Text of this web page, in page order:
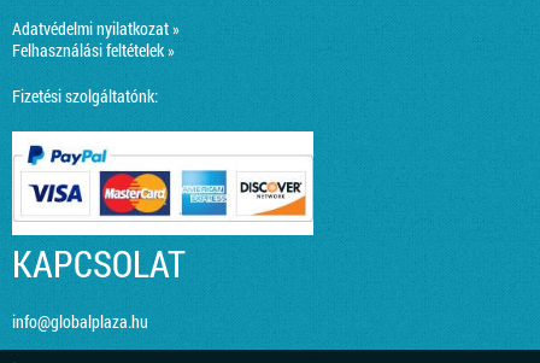
Adatvédelmi nyilatkozat »
Felhasználási feltételek »
Fizetési szolgáltatónk:
KAPCSOLAT
info@globalplaza.hu